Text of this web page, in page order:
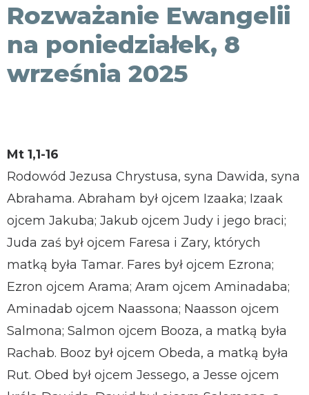
Rozważanie Ewangelii
na poniedziałek, 8
września 2025
Mt 1,1-16
Rodowód Jezusa Chrystusa, syna Dawida, syna
Abrahama. Abraham był ojcem Izaaka; Izaak
ojcem Jakuba; Jakub ojcem Judy i jego braci;
Juda zaś był ojcem Faresa i Zary, których
matką była Tamar. Fares był ojcem Ezrona;
Ezron ojcem Arama; Aram ojcem Aminadaba;
Aminadab ojcem Naassona; Naasson ojcem
Salmona; Salmon ojcem Booza, a matką była
Rachab. Booz był ojcem Obeda, a matką była
Rut. Obed był ojcem Jessego, a Jesse ojcem